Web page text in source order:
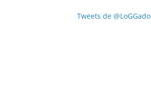
Tweets de @LoGGado